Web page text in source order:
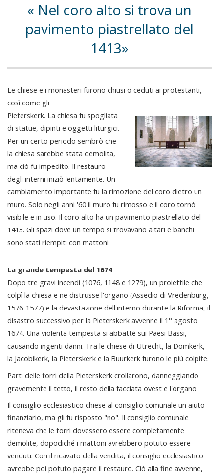
Nel coro alto si trova un
pavimento piastrellato del
1413
Le chiese e i monasteri furono chiusi o ceduti ai protestanti,
così come gli
Pieterskerk. La chiesa fu spogliata
di statue, dipinti e oggetti liturgici.
Per un certo periodo sembrò che
la chiesa sarebbe stata demolita,
ma ciò fu impedito. Il restauro
degli interni iniziò lentamente. Un
cambiamento importante fu la rimozione del coro dietro un
muro. Solo negli anni '60 il muro fu rimosso e il coro tornò
visibile e in uso. Il coro alto ha un pavimento piastrellato del
1413. Gli spazi dove un tempo si trovavano altari e banchi
sono stati riempiti con mattoni.
La grande tempesta del 1674
Dopo tre gravi incendi (1076, 1148 e 1279), un proiettile che
colpì la chiesa e ne distrusse l'organo (Assedio di Vredenburg,
1576-1577) e la devastazione dell'interno durante la Riforma, il
disastro successivo per la Pieterskerk avvenne il 1° agosto
1674. Una violenta tempesta si abbatté sui Paesi Bassi,
causando ingenti danni. Tra le chiese di Utrecht, la Domkerk,
la Jacobikerk, la Pieterskerk e la Buurkerk furono le più colpite.
Parti delle torri della Pieterskerk crollarono, danneggiando
gravemente il tetto, il resto della facciata ovest e l'organo.
Il consiglio ecclesiastico chiese al consiglio comunale un aiuto
finanziario, ma gli fu risposto "no". Il consiglio comunale
riteneva che le torri dovessero essere completamente
demolite, dopodiché i mattoni avrebbero potuto essere
venduti. Con il ricavato della vendita, il consiglio ecclesiastico
avrebbe poi potuto pagare il restauro. Ciò alla fine avvenne,